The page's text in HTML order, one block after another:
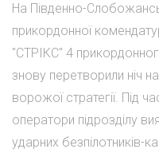
На Південно-
прикордонної
"СТРІКС" 4
знову перетворили ніч
ворожої стратегії. Під
оператори підрозділу
ударних безпілотників-